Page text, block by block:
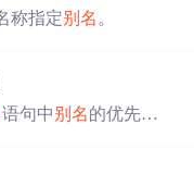
称指定别名 。
语句中别名的优先级